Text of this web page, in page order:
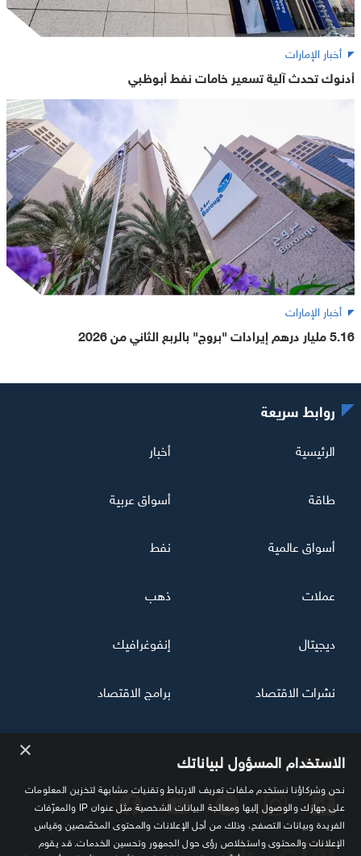
أخبار الإمارات
أدنوك تحدث آلية تسعير خامات نفط أبوظبي
أخبار الإمارات
5.16 مليار درهم إيرادات "بروج" بالربع الثاني من 2026
تابعنا
روابط سريعة
الرئيسية أخبار
طاقة أسواق عربية
أسواق عالمية نفط
عملات ذهب
ديجيتال إنفوغرافيك
نشرات الاقتصاد برامج الاقتصاد
× الاستخدام المسؤول لبياناتك
نحن وشركاؤنا نستخدم ملفات تعريف الارتباط وتقنيات مشابهة لتخزين المعلومات
على جهازك والوصول إليها ومعالجة البيانات الشخصية مثل عنوان IP والمعرّفات
الفريدة وبيانات التصفح، وذلك من أجل الإعلانات والمحتوى المخصّصين وقياس
الإعلانات والمحتوى واستخلاص رؤى حول الجمهور وتحسين الخدمات. قد يقوم